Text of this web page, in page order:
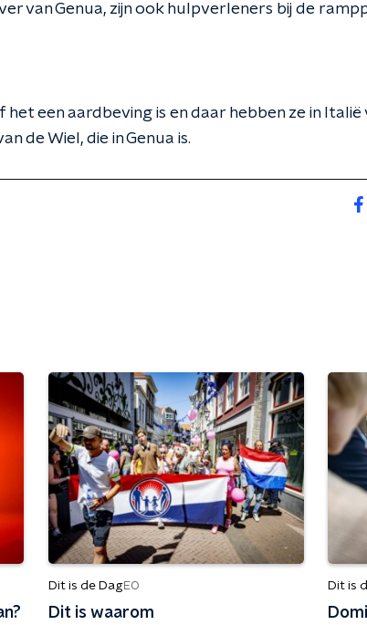
van Genua, zijn ook hulpverleners bij de
een aardbeving is en daar hebben ze in Italië
de Wiel, die in Genua is.
Dit is de DagEO
Dit is waarom
Dit is